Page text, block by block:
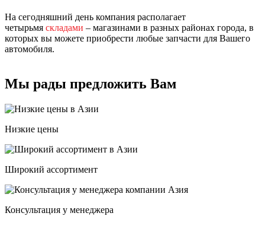
На сегодняшний день компания располагает
четырьмя складами – магазинами в разных районах города, в
которых вы можете приобрести любые запчасти для Вашего
автомобиля.
Мы рады предложить Вам
Низкие цены
Широкий ассортимент
Консультация у менеджера